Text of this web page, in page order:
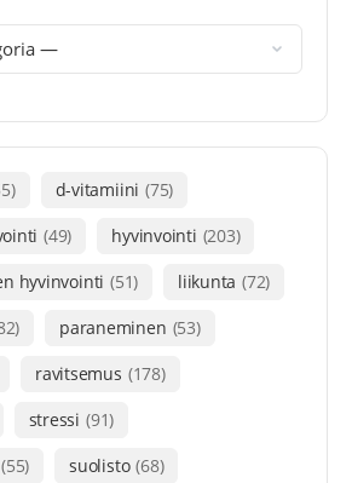
d-vitamiini (75)
(49) hyvinvointi (203)
hyvinvointi (51) liikunta (72)
paraneminen (53)
ravitsemus (178)
stressi (91)
(55) suolisto (68)